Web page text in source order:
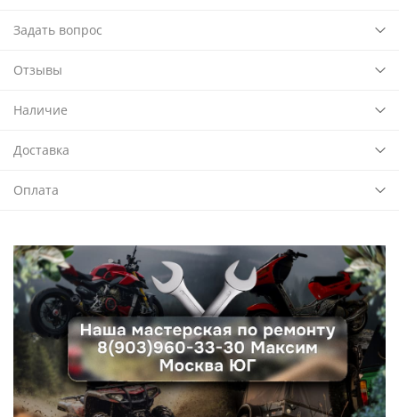
Задать вопрос
Отзывы
Наличие
Доставка
Оплата